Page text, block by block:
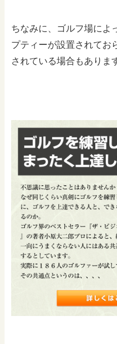
ちなみに、ゴルフ場によ
プティーが設置されてお
されている場合もありま